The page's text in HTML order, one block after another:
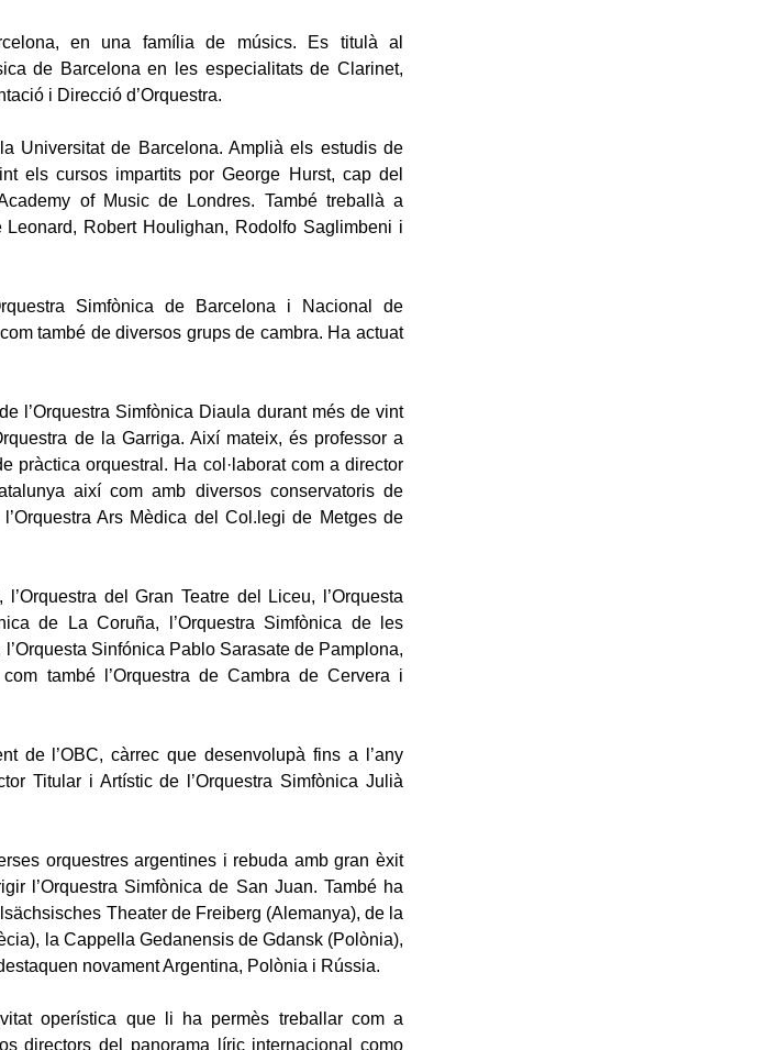
en una família de músics. Es titulà al
de Barcelona en les especialitats de Clarinet,
i Direcció d’Orquestra.
Universitat de Barcelona. Amplià els estudis de
els cursos impartits por George Hurst, cap del
of Music de Londres. També treballà a
Leonard, Robert Houlighan, Rodolfo Saglimbeni i
Simfònica de Barcelona i Nacional de
també de diversos grups de cambra. Ha actuat
l’Orquestra Simfònica Diaula durant més de vint
de la Garriga. Així mateix, és professor a
pràctica orquestral. Ha col·laborat com a director
així com amb diversos conservatoris de
Ars Mèdica del Col.legi de Metges de
l’Orquestra del Gran Teatre del Liceu, l’Orquesta
de La Coruña, l’Orquestra Simfònica de les
Sinfónica Pablo Sarasate de Pamplona,
també l’Orquestra de Cambra de Cervera i
de l’OBC, càrrec que desenvolupà fins a l’any
Titular i Artístic de l’Orquestra Simfònica Julià
orquestres argentines i rebuda amb gran èxit
l’Orquestra Simfònica de San Juan. També ha
Theater de Freiberg (Alemanya), de la
la Cappella Gedanensis de Gdansk (Polònia),
novament Argentina, Polònia i Rússia.
operística que li ha permès treballar com a
directors del panorama líric internacional como